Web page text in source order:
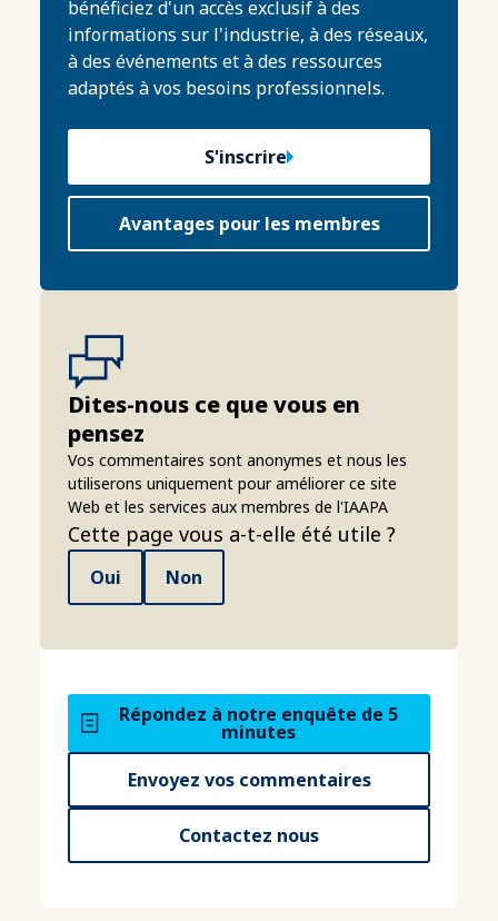
bénéficiez d'un accès exclusif à des
informations sur l'industrie, à des réseaux,
à des événements et à des ressources
adaptés à vos besoins professionnels.
S'inscrire
Avantages pour les membres
Dites-nous ce que vous en
pensez
Vos commentaires sont anonymes et nous les
utiliserons uniquement pour améliorer ce site
Web et les services aux membres de l'IAAPA
Cette page vous a-t-elle été utile ?
Oui Non
Répondez à notre enquête de 5
minutes
Envoyez vos commentaires
Contactez nous